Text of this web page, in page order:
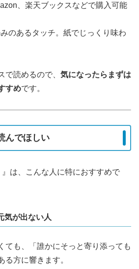
、楽天ブックスなどで購入可能
のあるタッチ。紙でじっくり味わ
で読めるので、 気になったらまずは
すめです。
んでほしい
』は、こんな人に特におすすめで
気が出ない人
ても、「誰かにそっと寄り添っても
る方に響きます。